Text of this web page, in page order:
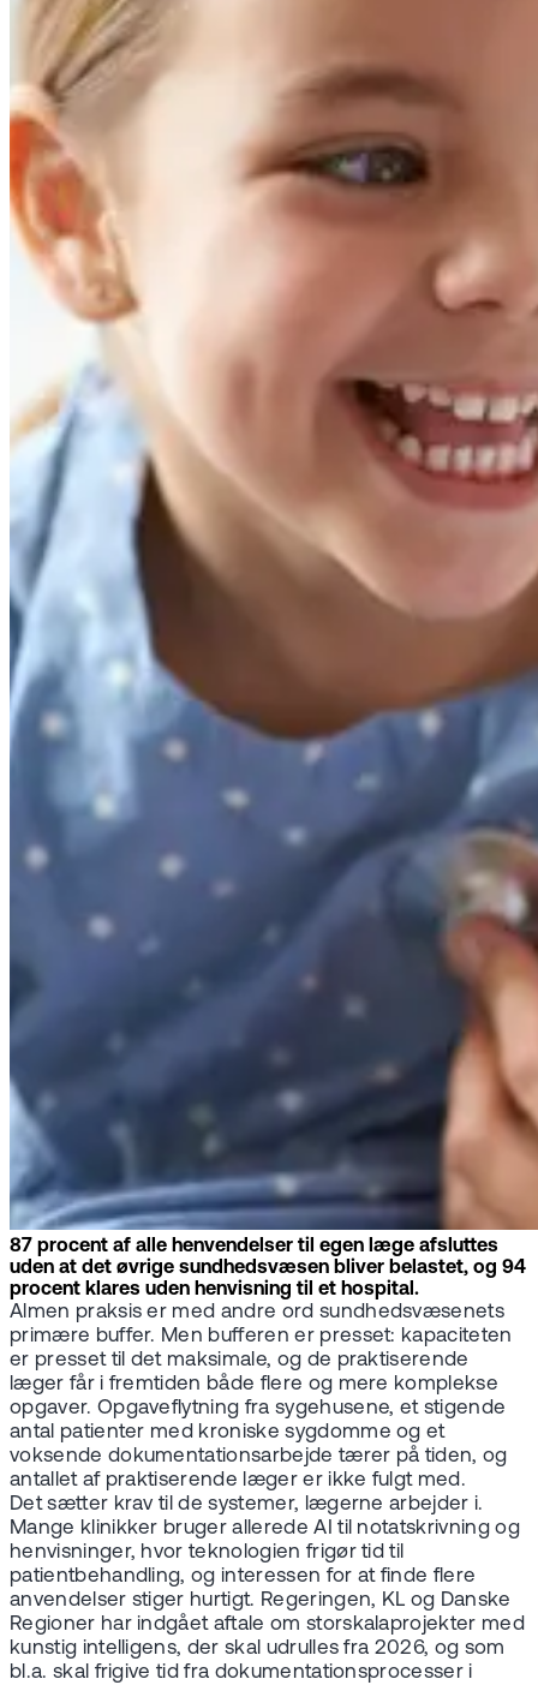
87 procent af alle henvendelser til egen læge afsluttes
uden at det øvrige sundhedsvæsen bliver belastet, og 94
procent klares uden henvisning til et hospital.
Almen praksis er med andre ord sundhedsvæsenets
primære buffer. Men bufferen er presset: kapaciteten
er presset til det maksimale, og de praktiserende
læger får i fremtiden både flere og mere komplekse
opgaver. Opgaveflytning fra sygehusene, et stigende
antal patienter med kroniske sygdomme og et
voksende dokumentationsarbejde tærer på tiden, og
antallet af praktiserende læger er ikke fulgt med.
Det sætter krav til de systemer, lægerne arbejder i.
Mange klinikker bruger allerede AI til notatskrivning og
henvisninger, hvor teknologien frigør tid til
patientbehandling, og interessen for at finde flere
anvendelser stiger hurtigt. Regeringen, KL og Danske
Regioner har indgået aftale om storskalaprojekter med
kunstig intelligens, der skal udrulles fra 2026, og som
bl.a. skal frigive tid fra dokumentationsprocesser i